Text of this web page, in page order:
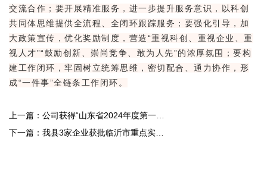
交流合作；要开展精准服务，进一步提升服务意识，以科创
共同体思维提供全流程、全闭环跟踪服务；要强化引导，加
大政策宣传，优化奖励制度，营造“重视科创、重视企业、重
视人才”“鼓励创新、崇尚竞争、敢为人先”的浓厚氛围；要构
建工作闭环，牢固树立统筹思维，密切配合、通力协作，形
成“一件事”全链条工作闭环。
上一篇： 公司获得“山东省2024年度第一批
下一篇： 我县3家企业获批临沂市重点实验